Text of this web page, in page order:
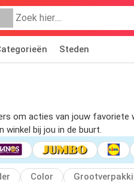
Steden
om acties van jouw
winkel bij jou in de buurt.
Color